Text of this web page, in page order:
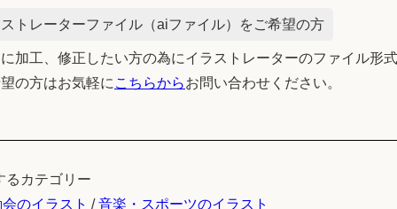
トレーターファイル（aiファイル）をご希望の方
加工、修正したい方の為にイラストレーターのファイル形
の方はお気軽に こちらからお問い合わせください。
るカテゴリー
のイラスト /音楽・スポーツのイラスト